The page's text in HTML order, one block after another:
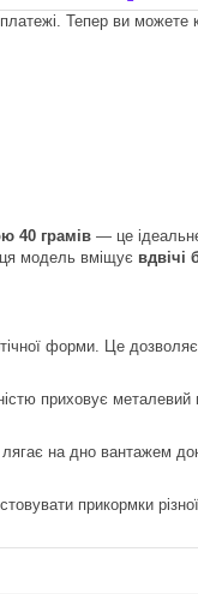
платежі. Тепер ви
40 грамів — це
модель вміщує вдвічі
форми. Це
приховує
лягає на дно вантажем
прикормки